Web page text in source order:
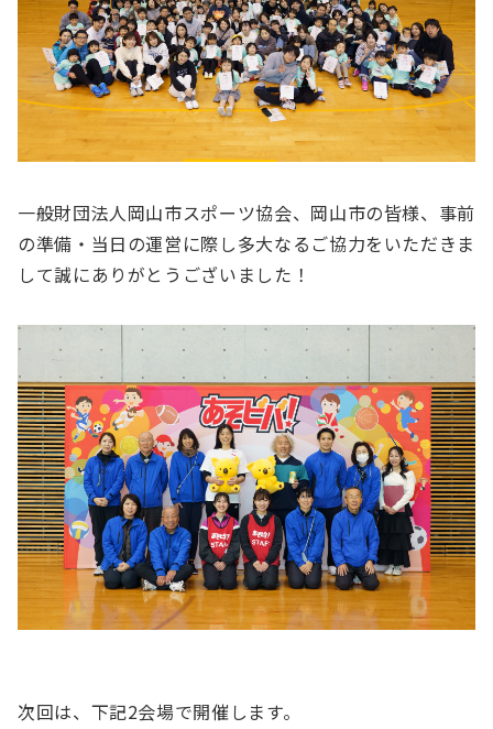
一般財団法人岡山市スポーツ協会、岡山市の皆様、事前
の準備・当日の運営に際し多大なるご協力をいただきま
して誠にありがとうございました！
次回は、下記2会場で開催します。